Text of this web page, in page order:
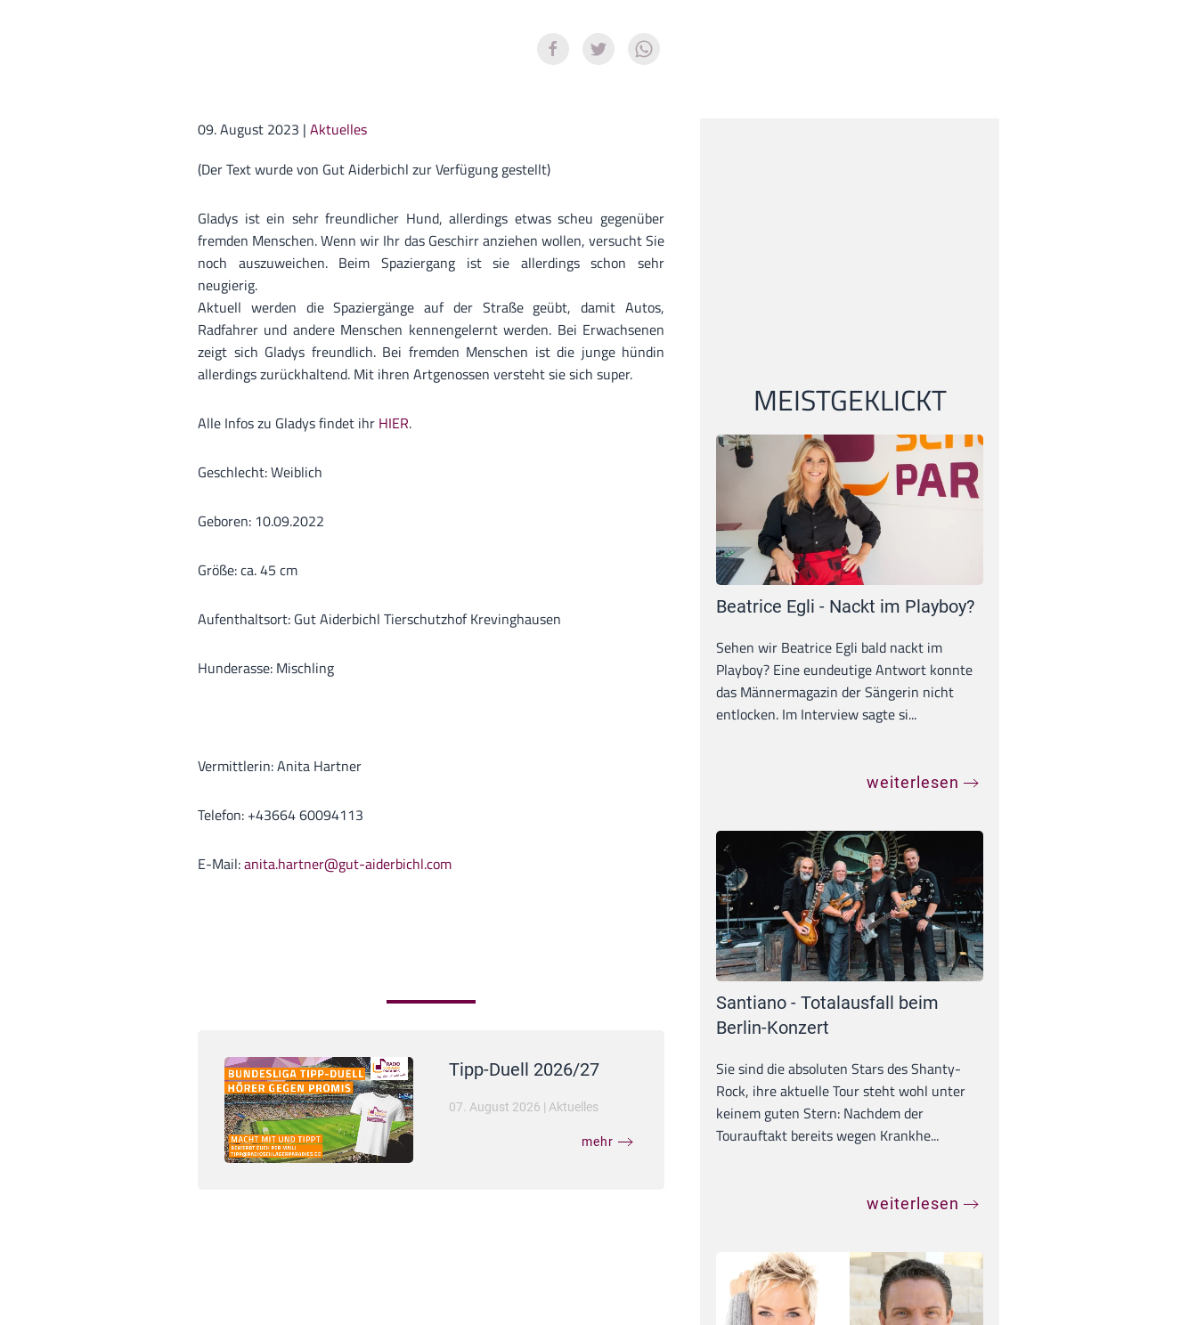
09. August 2023 | Aktuelles
(Der Text wurde von Gut Aiderbichl zur Verfügung gestellt)
Gladys ist ein sehr freundlicher Hund, allerdings etwas scheu gegenüber
fremden Menschen. Wenn wir Ihr das Geschirr anziehen wollen, versucht Sie
noch auszuweichen. Beim Spaziergang ist sie allerdings schon sehr
neugierig.
Aktuell werden die Spaziergänge auf der Straße geübt, damit Autos,
Radfahrer und andere Menschen kennengelernt werden. Bei Erwachsenen
zeigt sich Gladys freundlich. Bei fremden Menschen ist die junge hündin
allerdings zurückhaltend. Mit ihren Artgenossen versteht sie sich super.
Alle Infos zu Gladys findet ihr HIER.
Geschlecht: Weiblich
Geboren: 10.09.2022
Größe: ca. 45 cm
Aufenthaltsort: Gut Aiderbichl Tierschutzhof Krevinghausen
Hunderasse: Mischling
Vermittlerin: Anita Hartner
Telefon: +43664 60094113
E-Mail:anita.hartner@gut-aiderbichl.com
Tipp-Duell 2026/27
07. August 2026 | Aktuelles
mehr
MEISTGEKLICKT
Beatrice Egli - Nackt im Playboy?
Sehen wir Beatrice Egli bald nackt im
Playboy? Eine eundeutige Antwort konnte
das Männermagazin der Sängerin nicht
entlocken. Im Interview sagte si...
weiterlesen
Santiano - Totalausfall beim
Berlin-Konzert
Sie sind die absoluten Stars des Shanty-
Rock, ihre aktuelle Tour steht wohl unter
keinem guten Stern: Nachdem der
Tourauftakt bereits wegen Krankhe...
weiterlesen